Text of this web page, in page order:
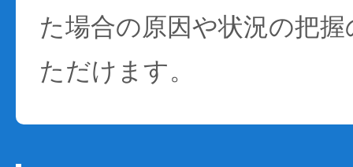
た場合の原因や状況の把
ただけます。